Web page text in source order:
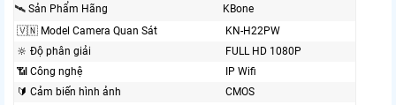
🛰 Sản Phẩm Hãng
KBone
🇻🇳 Model Camera Quan Sát
KN-H22PW
🔆 Độ phân giải
FULL HD 1080P
📶 Công nghệ
IP Wifi
🔰 Cảm biến hình ảnh
CMOS